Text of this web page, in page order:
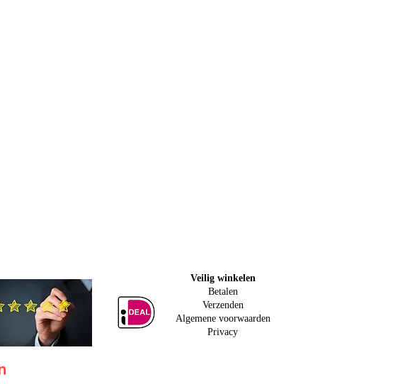
Veilig winkelen
Betalen
Verzenden
Algemene voorwaarden
Privacy